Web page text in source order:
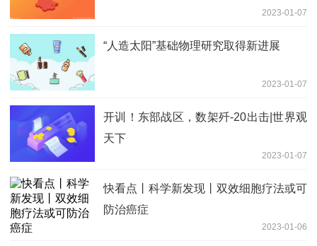
2023-01-07
“人造太阳”基础物理研究取得新进展
2023-01-07
开训！东部战区，数架歼-20出击|世界观
天下
2023-01-07
快看点丨科学新发现丨双效细胞疗法或可
防治癌症
2023-01-06